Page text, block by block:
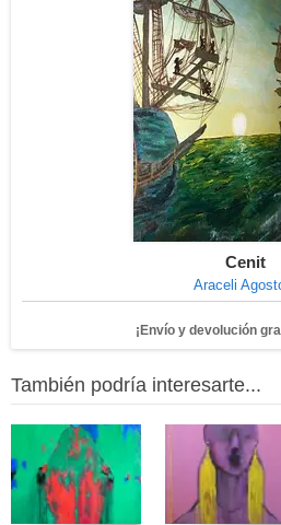
Cenit
Araceli
¡Envío y devolución
También podría interesarte...